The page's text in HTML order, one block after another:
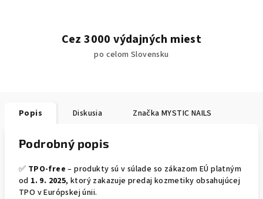
Cez 3000 výdajných miest
po celom Slovensku
Popis Diskusia Značka MYSTIC NAILS
Podrobný popis
✅ TPO-free – produkty sú v súlade so zákazom EÚ platným
od 1. 9. 2025, ktorý zakazuje predaj kozmetiky obsahujúcej
TPO v Európskej únii.